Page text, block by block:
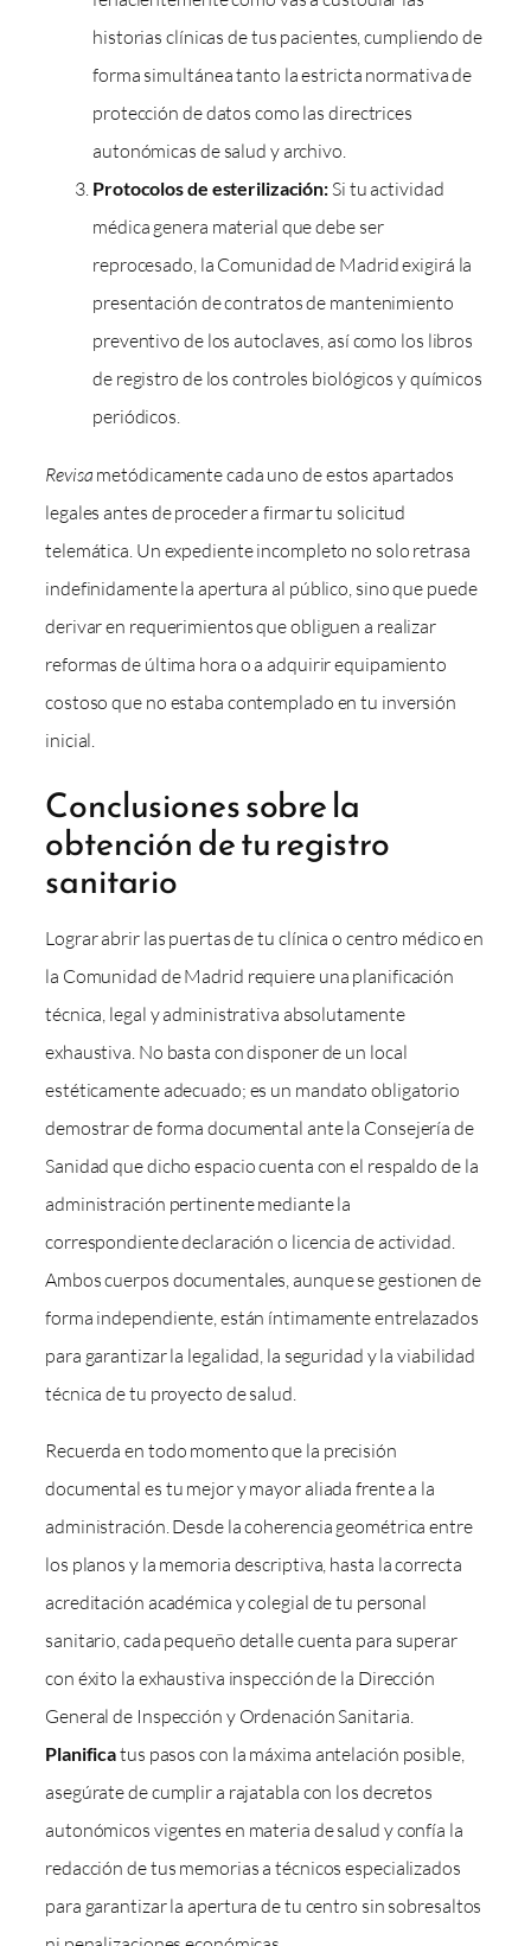
historias clínicas de tus pacientes, cumpliendo de
forma simultánea tanto la estricta normativa de
protección de datos como las directrices
autonómicas de salud y archivo.
Protocolos de esterilización:Si tu actividad
médica genera material que debe ser
reprocesado, la Comunidad de Madrid exigirá la
presentación de contratos de mantenimiento
preventivo de los autoclaves, así como los libros
de registro de los controles biológicos y químicos
periódicos.
Revisa metódicamente cada uno de estos apartados
legales antes de proceder a firmar tu solicitud
telemática. Un expediente incompleto no solo retrasa
indefinidamente la apertura al público, sino que puede
derivar en requerimientos que obliguen a realizar
reformas de última hora o a adquirir equipamiento
costoso que no estaba contemplado en tu inversión
inicial.
Conclusiones sobre la
obtención de tu registro
sanitario
Lograr abrir las puertas de tu clínica o centro médico en
la Comunidad de Madrid requiere una planificación
técnica, legal y administrativa absolutamente
exhaustiva. No basta con disponer de un local
estéticamente adecuado; es un mandato obligatorio
demostrar de forma documental ante la Consejería de
Sanidad que dicho espacio cuenta con el respaldo de la
administración pertinente mediante la
correspondiente declaración o licencia de actividad.
Ambos cuerpos documentales, aunque se gestionen de
forma independiente, están íntimamente entrelazados
para garantizar la legalidad, la seguridad y la viabilidad
técnica de tu proyecto de salud.
Recuerda en todo momento que la precisión
documental es tu mejor y mayor aliada frente a la
administración. Desde la coherencia geométrica entre
los planos y la memoria descriptiva, hasta la correcta
acreditación académica y colegial de tu personal
sanitario, cada pequeño detalle cuenta para superar
con éxito la exhaustiva inspección de la Dirección
General de Inspección y Ordenación Sanitaria.
Planificatus pasos con la máxima antelación posible,
asegúrate de cumplir a rajatabla con los decretos
autonómicos vigentes en materia de salud y confía la
redacción de tus memorias a técnicos especializados
para garantizar la apertura de tu centro sin sobresaltos